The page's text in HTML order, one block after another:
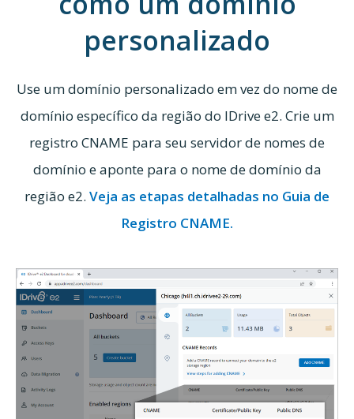
personalizado
Use um domínio personalizado em vez do nome de
domínio específico da região do IDrive e2. Crie um
registro CNAME para seu servidor de nomes de
domínio e aponte para o nome de domínio da
região e2. Veja as etapas detalhadas no Guia de
Registro CNAME.